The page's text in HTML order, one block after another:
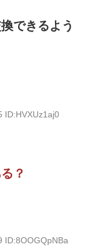
できるよう
ID:HVXUz1aj0
？
ID:8OOGQpNBa